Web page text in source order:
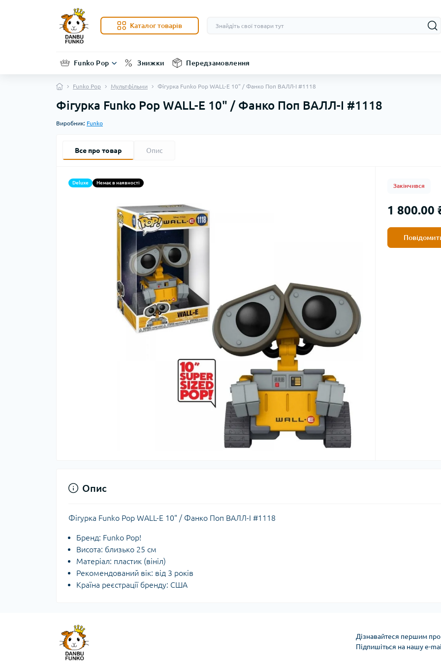
Каталог товарів
Funko Pop Знижки Передзамовлення
Funko Pop Мультфільми Фігурка Funko Pop WALL-E 10" / Фанко Поп ВАЛЛ-І #1118
Фігурка Funko Pop WALL-E 10" / Фанко Поп ВАЛЛ-І #1118
Виробник: Funko
Все про товар Опис
Deluxe Немає в наявності Закінчився
1 800.00
Опис
Фігурка Funko Pop WALL-E 10" / Фанко Поп ВАЛЛ-І #1118
Бренд: Funko Pop!
Висота: близько 25 см
Матеріал: пластик (вініл)
Рекомендований вік: від 3 років
Країна реєстрації бренду: США
Дізнавайтеся першим про
Підпишіться на нашу e-